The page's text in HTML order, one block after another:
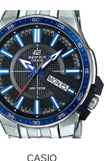
CASIO